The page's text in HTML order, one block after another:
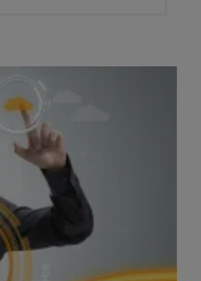
future | *u-OS*